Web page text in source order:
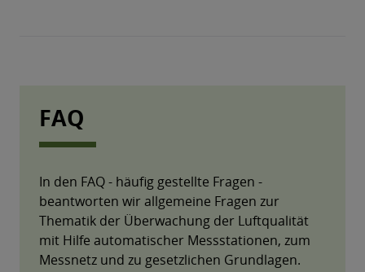
FAQ
In den FAQ - häufig gestellte Fragen -
beantworten wir allgemeine Fragen zur
Thematik der Überwachung der Luftqualität
mit Hilfe automatischer Messstationen, zum
Messnetz und zu gesetzlichen Grundlagen.